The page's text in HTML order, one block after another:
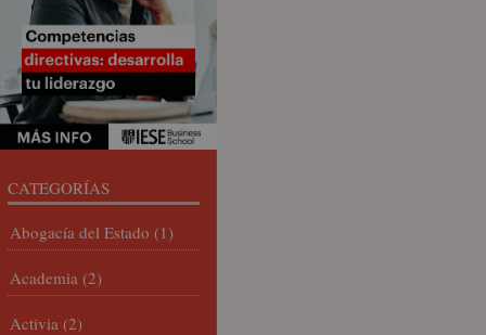
CATEGORÍAS
Abogacía del Estado (1)
Academia (2)
Activia (2)